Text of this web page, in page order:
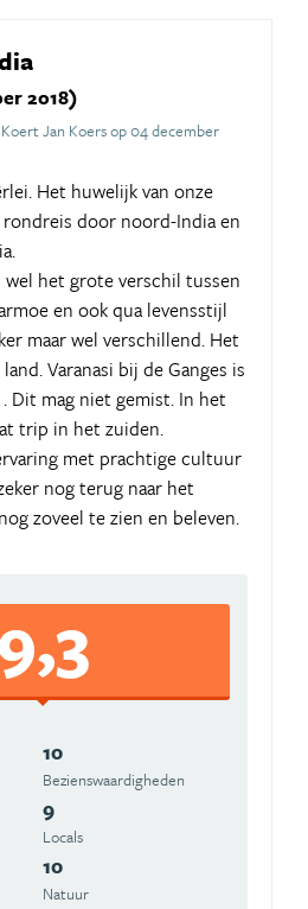
2018)
Jan Koers op 04 december
Het huwelijk van onze
door noord-India en
het grote verschil tussen
en ook qua levensstijl
maar wel verschillend. Het
Varanasi bij de Ganges is
Dit mag niet gemist. In het
trip in het zuiden.
met prachtige cultuur
nog terug naar het
zoveel te zien en beleven.
9,3
10
Beziens­waardigheden
9
Locals
10
Natuur